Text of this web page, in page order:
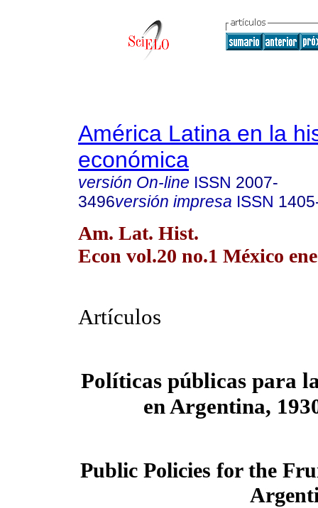
América Latina en la
económica
versión On-line ISSN 2007-
3496versión impresa ISSN
Am. Lat. Hist.
Econ vol.20 no.1 México
Artículos
Políticas públicas para
en Argentina,
Public Policies for the